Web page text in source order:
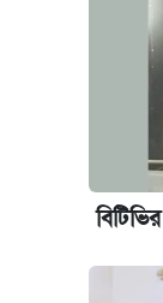
আজ
কবে শুরু
আজকের